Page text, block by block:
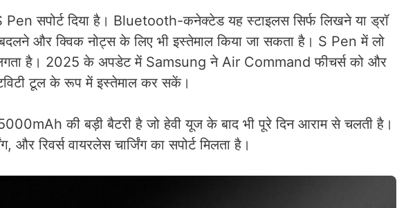
सपोर्ट दिया है। Bluetooth-कनेक्टेड यह स्टाइलस सिर्फ लिखने या ड्रॉ
और क्विक नोट्स के लिए भी इस्तेमाल किया जा सकता है। S Pen में लो
है। 2025 के अपडेट में Samsung ने Air Command फीचर्स को और
टूल के रूप में इस्तेमाल कर सकें।
की बड़ी बैटरी है जो हेवी यूज के बाद भी पूरे दिन आराम से चलती है।
और रिवर्स वायरलेस चार्जिंग का सपोर्ट मिलता है।